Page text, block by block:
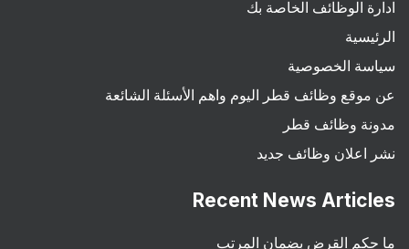
ادارة الوظائف الخاصة بك
الرئيسية
سياسة الخصوصية
عن موقع وظائف قطر اليوم واهم الأسئلة الشائعة
مدونة وظائف قطر
نشر اعلان وظائف جديد
Recent News Articles
ما حكم القرض بضمان المرتب